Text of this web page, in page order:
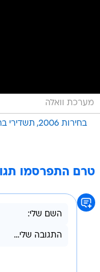
מערכת וואלה
בחירות 2006 תשדירי
טרם התפרסמו